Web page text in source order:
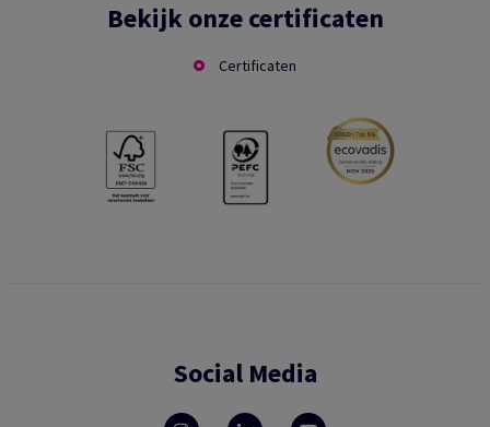
Bekijk onze certificaten
Certificaten
Social Media